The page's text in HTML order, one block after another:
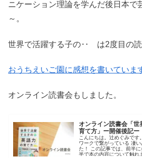
ニケーション理論を学んだ後日本で
～。
世界で活躍する子の‥ は2度目の読
おうちえいご園に感想を書いていま
オンライン読書会もしました。
オンライン読書会「世
育て方」ー開催後記ー
こんにちは。辻めぐみです
ワークで繋がっている 凄
た！ この記事では、前半
半で本の内容について触れ